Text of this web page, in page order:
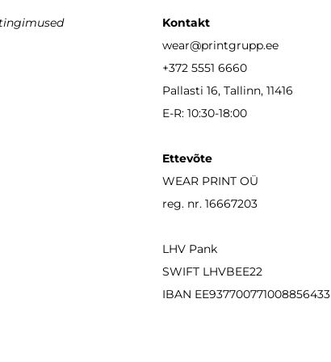
Kontakt
wear@printgrupp.ee
+372 5551 6660
Pallasti 16, Tallinn, 11416
E-R: 10:30-18:00
Ettevõte
WEAR PRINT OÜ
reg. nr. 16667203
LHV Pank
SWIFT LHVBEE22
IBAN EE937700771008856433